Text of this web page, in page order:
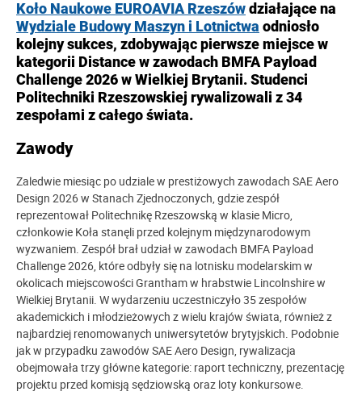
Koło Naukowe EUROAVIA Rzeszów działające na
Wydziale Budowy Maszyn i Lotnictwa odniosło
kolejny sukces, zdobywając pierwsze miejsce w
kategorii Distance w zawodach BMFA Payload
Challenge 2026 w Wielkiej Brytanii. Studenci
Politechniki Rzeszowskiej rywalizowali z 34
zespołami z całego świata.
Zawody
Zaledwie miesiąc po udziale w prestiżowych zawodach SAE Aero
Design 2026 w Stanach Zjednoczonych, gdzie zespół
reprezentował Politechnikę Rzeszowską w klasie Micro,
członkowie Koła stanęli przed kolejnym międzynarodowym
wyzwaniem. Zespół brał udział w zawodach BMFA Payload
Challenge 2026, które odbyły się na lotnisku modelarskim w
okolicach miejscowości Grantham w hrabstwie Lincolnshire w
Wielkiej Brytanii. W wydarzeniu uczestniczyło 35 zespołów
akademickich i młodzieżowych z wielu krajów świata, również z
najbardziej renomowanych uniwersytetów brytyjskich. Podobnie
jak w przypadku zawodów SAE Aero Design, rywalizacja
obejmowała trzy główne kategorie: raport techniczny, prezentację
projektu przed komisją sędziowską oraz loty konkursowe.